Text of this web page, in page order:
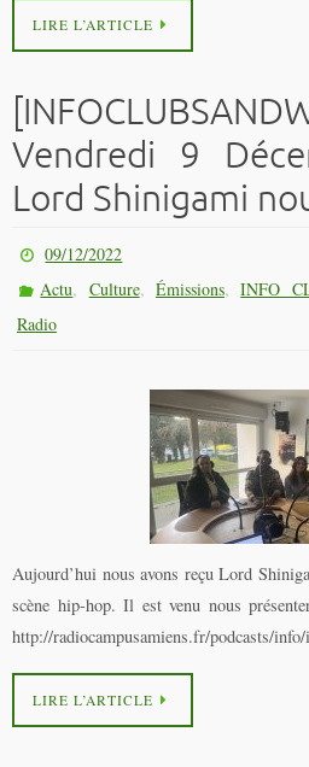
LIRE L’ARTICLE
Vendredi 9
Lord Shinigami
09/12/2022
Actu, Culture, Émissions,INFO
Radio
Aujourd’hui nous avons reçu Lord
scène hip-hop. Il est venu nous
http://radiocampusamiens.fr/podcasts/
LIRE L’ARTICLE